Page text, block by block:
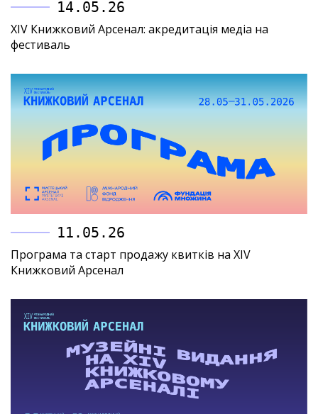
14.05.26
XIV Книжковий Арсенал: акредитація медіа на
фестиваль
11.05.26
Програма та старт продажу квитків на XIV
Книжковий Арсенал